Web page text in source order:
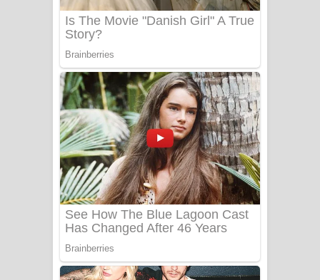
Ow Man Sosa Song Lyrics - ඔව් මං
Heavy Weight Song Lyrics
Aye Lanweela Song Lyrics - ආයේ
ලංවීලා ගීතයේ පද පෙළ
Ala purannata Song Lyrics - ආල
පුරන්නට ගීතයේ පද පෙළ
FEVER DREAM Lyrics - Alex Warren